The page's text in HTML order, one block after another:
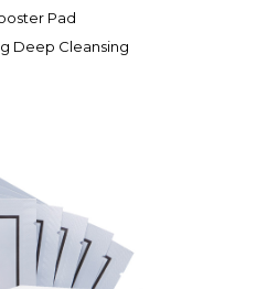
Pad
Deep Cleansing